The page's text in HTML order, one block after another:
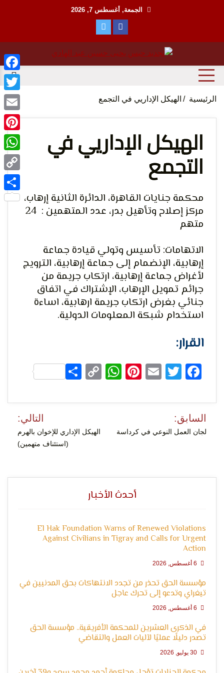
الجمعة, أغسطس 7, 2026
الحق
لحرية
الرأي
التعبير
وحقوق
منظمة حقوقية مصرية تدافع عن حقوق الانسان
الرئيسية الهيكل الإداريي في التجمع
الهيكل الإداريي في
التجمع
محكمة جنايات القاهرة، الدائرة الثانية إرهاب،
مركز إصلاح وتأهيل بدر، عدد المتهمين : 24
متهم
الاتهامات: تأسيس وتولي قيادة جماعة
إرهابية، الإنضمام إلى جماعة إرهابية، الترويج
لأغراض جماعة إرهابية، ارتكاب جريمة من
جرائم تمويل الإرهاب، الإشتراك في اتفاق
جنائي بغرض ارتكاب جريمة ارهابية، اساءة
استخدام شبكة المعلومات الدولية.
القرار:
Facebook
Twitter
Email
Pinterest
WhatsApp
Copy
Share
تصفّح
المقالات
السابق:
لجان العمل النوعي في كرداسة
التالي:
الهيكل الإداري للإخوان بالهرم
(استئناف متهمين)
أحدث الأخبار
El Hak Foundation Warns of Renewed Violations
Against Civilians in Tigray and Calls for Urgent
Action
مؤسسة الحق تحذر من تجدد الانتهاكات بحق المدنيين في
تيغراي وتدعو إلى تحرك عاجل
في الذكرى العشرين للمحكمة الأفريقية.. مؤسسة الحق
تصدر دليلًا عمليًا لآليات العمل والتقاضي
Email
Copy
Link